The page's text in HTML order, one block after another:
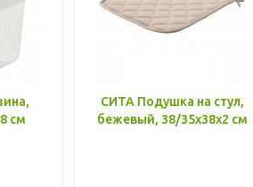
см
СИТА Подушка на стул,
бежевый, 38/35x38x2 см